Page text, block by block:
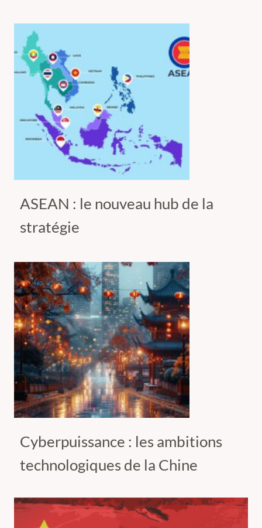
ASEAN : le nouveau hub de la
stratégie
Cyberpuissance : les ambitions
technologiques de la Chine